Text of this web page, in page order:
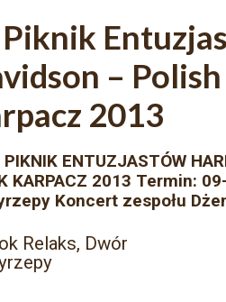
–
2013
ENTUZJASTÓW
KARPACZ 2013 Termin:
Koncert zespołu
Relaks, Dwór